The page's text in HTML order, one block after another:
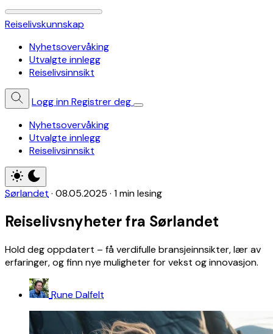
Reiselivskunnskap
Nyhetsovervåking
Utvalgte innlegg
Reiselivsinnsikt
Logg innRegistrer deg
Nyhetsovervåking
Utvalgte innlegg
Reiselivsinnsikt
Sørlandet · 08.05.2025 · 1 min lesing
Reiselivsnyheter fra Sørlandet
Hold deg oppdatert – få verdifulle bransjeinnsikter, lær av
erfaringer, og finn nye muligheter for vekst og innovasjon.
Rune Dalfelt